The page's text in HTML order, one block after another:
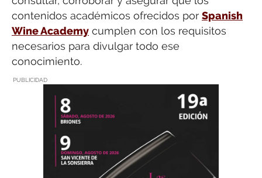
contenidos académicos ofrecidos por Spanish
Wine Academy cumplen con los requisitos
necesarios para divulgar todo ese
conocimiento.
PUBLICIDAD